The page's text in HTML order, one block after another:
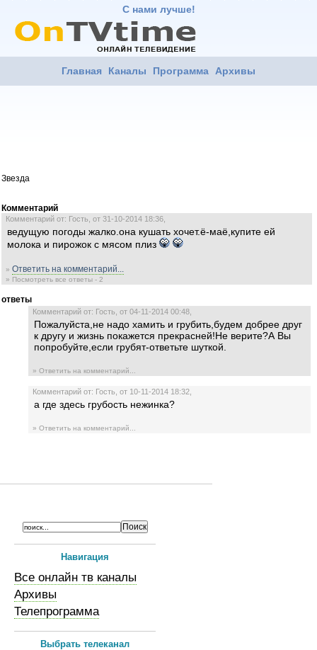
С нами лучше!
Главная Каналы Программа Архивы
Звезда
Комментарий
Комментарий от: Гость, от 31-10-2014 18:36,
ведущую погоды жалко.она кушать хочет.ё-маё,купите ей
молока и пирожок с мясом плиз
» Ответить на комментарий...
» Посмотреть все ответы - 2
ответы
Комментарий от: Гость, от 04-11-2014 00:48,
Пожалуйста,не надо хамить и грубить,будем добрее друг
к другу и жизнь покажется прекрасней!Не верите?А Вы
попробуйте,если грубят-ответьте шуткой.
» Ответить на комментарий...
Комментарий от: Гость, от 10-11-2014 18:32,
а где здесь грубость нежинка?
» Ответить на комментарий...
Навигация
Все онлайн тв каналы
Архивы
Телепрограмма
Выбрать телеканал